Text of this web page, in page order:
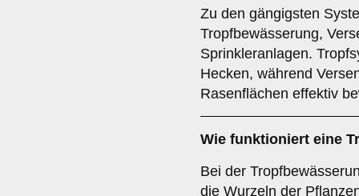
Zu den gängigsten
Tropfbewässerung,
Sprinkleranlagen.
Hecken, während
Rasenflächen effektiv
Wie funktioniert eine
Bei der
die Wurzeln der